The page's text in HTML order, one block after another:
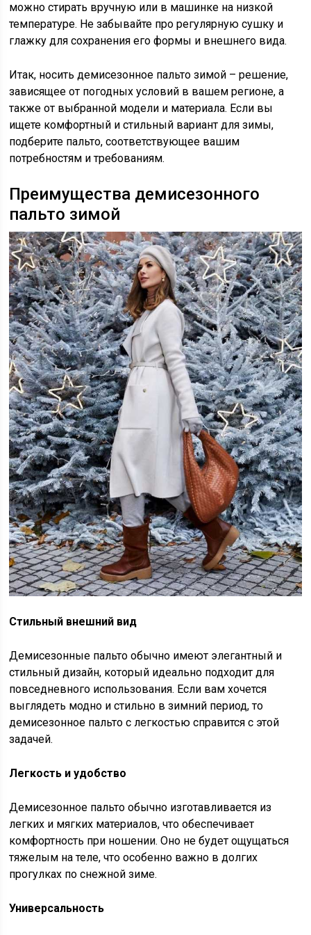
можно стирать вручную или в машинке на низкой
температуре. Не забывайте про регулярную сушку и
глажку для сохранения его формы и внешнего вида.
Итак, носить демисезонное пальто зимой – решение,
зависящее от погодных условий в вашем регионе, а
также от выбранной модели и материала. Если вы
ищете комфортный и стильный вариант для зимы,
подберите пальто, соответствующее вашим
потребностям и требованиям.
Преимущества демисезонного
пальто зимой
Стильный внешний вид
Демисезонные пальто обычно имеют элегантный и
стильный дизайн, который идеально подходит для
повседневного использования. Если вам хочется
выглядеть модно и стильно в зимний период, то
демисезонное пальто с легкостью справится с этой
задачей.
Легкость и удобство
Демисезонное пальто обычно изготавливается из
легких и мягких материалов, что обеспечивает
комфортность при ношении. Оно не будет ощущаться
тяжелым на теле, что особенно важно в долгих
прогулках по снежной зиме.
Универсальность